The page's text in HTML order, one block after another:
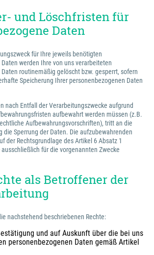
und Löschfristen für
Daten
für Ihre jeweils benötigten
werden Ihre von uns verarbeiteten
routinemäßig gelöscht bzw. gesperrt, sofern
Speicherung Ihrer personenbezogenen Daten
nach Entfall der Verarbeitungszwecke aufgrund
aufbewahrt werden müssen (z.B.
Aufbewahrungsvorschriften), tritt an die
die Sperrung der Daten. Die aufzubewahrenden
der Rechtsgrundlage des Artikel 6 Absatz 1
ausschließlich für die vorgenannten Zwecke
als Betroffener der
nachstehend beschriebenen Rechte:
und auf Auskunft über die bei uns
personenbezogenen Daten gemäß Artikel